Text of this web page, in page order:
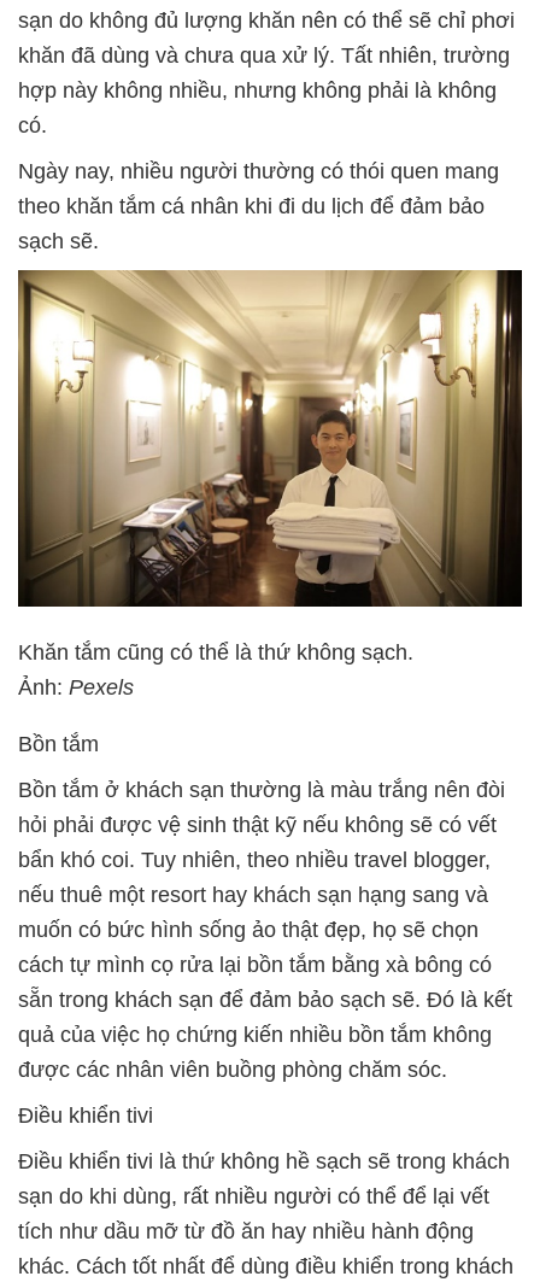
sạn do không đủ lượng khăn nên có thể sẽ chỉ phơi
khăn đã dùng và chưa qua xử lý. Tất nhiên, trường
hợp này không nhiều, nhưng không phải là không
có.
Ngày nay, nhiều người thường có thói quen mang
theo khăn tắm cá nhân khi đi du lịch để đảm bảo
sạch sẽ.
Khăn tắm cũng có thể là thứ không sạch.
Ảnh: Pexels
Bồn tắm
Bồn tắm ở khách sạn thường là màu trắng nên đòi
hỏi phải được vệ sinh thật kỹ nếu không sẽ có vết
bẩn khó coi. Tuy nhiên, theo nhiều travel blogger,
nếu thuê một resort hay khách sạn hạng sang và
muốn có bức hình sống ảo thật đẹp, họ sẽ chọn
cách tự mình cọ rửa lại bồn tắm bằng xà bông có
sẵn trong khách sạn để đảm bảo sạch sẽ. Đó là kết
quả của việc họ chứng kiến nhiều bồn tắm không
được các nhân viên buồng phòng chăm sóc.
Điều khiển tivi
Điều khiển tivi là thứ không hề sạch sẽ trong khách
sạn do khi dùng, rất nhiều người có thể để lại vết
tích như dầu mỡ từ đồ ăn hay nhiều hành động
khác. Cách tốt nhất để dùng điều khiển trong khách